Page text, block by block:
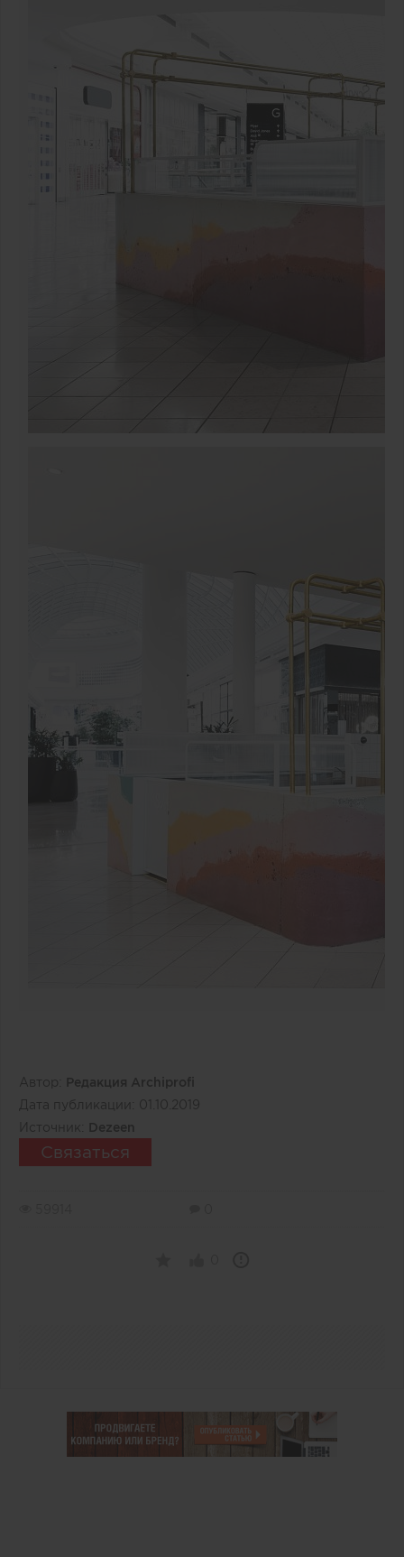
Автор:
Редакция Archiprofi
Дата публикации: 01.10.2019
Источник:
Dezeen
Связаться